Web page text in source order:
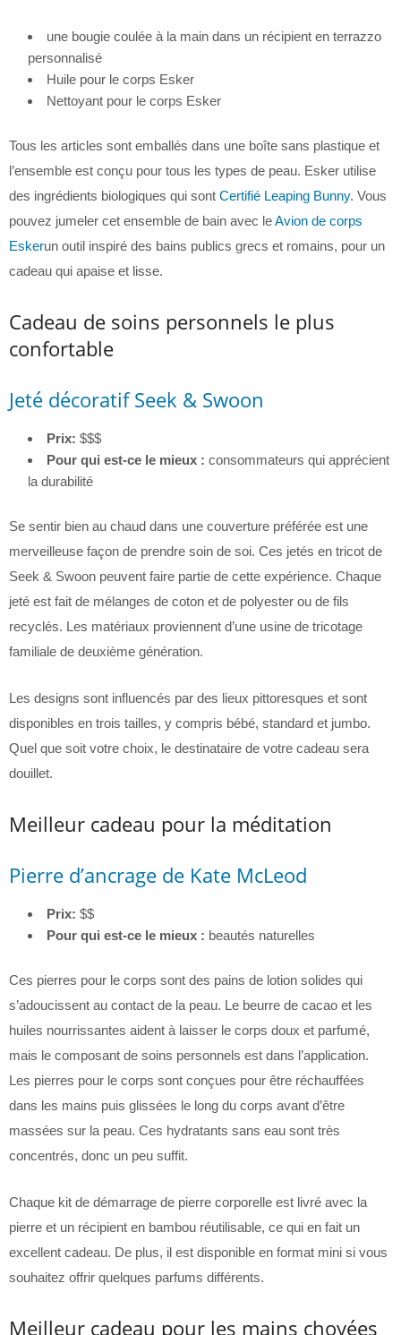
une bougie coulée à la main dans un récipient en terrazzo
personnalisé
Huile pour le corps Esker
Nettoyant pour le corps Esker
Tous les articles sont emballés dans une boîte sans plastique et
l’ensemble est conçu pour tous les types de peau. Esker utilise
des ingrédients biologiques qui sont Certifié Leaping Bunny. Vous
pouvez jumeler cet ensemble de bain avec leAvion de corps
Eskerun outil inspiré des bains publics grecs et romains, pour un
cadeau qui apaise et lisse.
Cadeau de soins personnels le plus
confortable
Jeté décoratif Seek & Swoon
Prix: $$$
Pour qui est-ce le mieux : consommateurs qui apprécient
la durabilité
Se sentir bien au chaud dans une couverture préférée est une
merveilleuse façon de prendre soin de soi. Ces jetés en tricot de
Seek & Swoon peuvent faire partie de cette expérience. Chaque
jeté est fait de mélanges de coton et de polyester ou de fils
recyclés. Les matériaux proviennent d’une usine de tricotage
familiale de deuxième génération.
Les designs sont influencés par des lieux pittoresques et sont
disponibles en trois tailles, y compris bébé, standard et jumbo.
Quel que soit votre choix, le destinataire de votre cadeau sera
douillet.
Meilleur cadeau pour la méditation
Pierre d’ancrage de Kate McLeod
Prix: $$
Pour qui est-ce le mieux : beautés naturelles
Ces pierres pour le corps sont des pains de lotion solides qui
s’adoucissent au contact de la peau. Le beurre de cacao et les
huiles nourrissantes aident à laisser le corps doux et parfumé,
mais le composant de soins personnels est dans l’application.
Les pierres pour le corps sont conçues pour être réchauffées
dans les mains puis glissées le long du corps avant d’être
massées sur la peau. Ces hydratants sans eau sont très
concentrés, donc un peu suffit.
Chaque kit de démarrage de pierre corporelle est livré avec la
pierre et un récipient en bambou réutilisable, ce qui en fait un
excellent cadeau. De plus, il est disponible en format mini si vous
souhaitez offrir quelques parfums différents.
Meilleur cadeau pour les mains choyées